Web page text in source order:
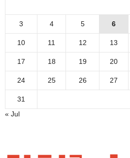
3 4 5 6
10 11 12 13
17 18 19 20
24 25 26 27
31
« Jul